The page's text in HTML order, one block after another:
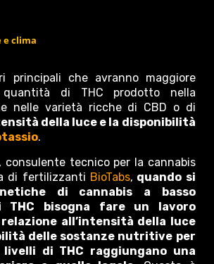
e clima
principali che avranno maggiore
di THC prodotto nella
nelle varietà ricche di CBD o di
della luce e la disponibilità
.
consulente tecnico per la cannabis
di fertilizzanti BioTabs, quando si
di cannabis a basso
THC bisogna fare un lavoro
all’intensità della luce
delle sostanze nutritive per
di THC raggiungano una